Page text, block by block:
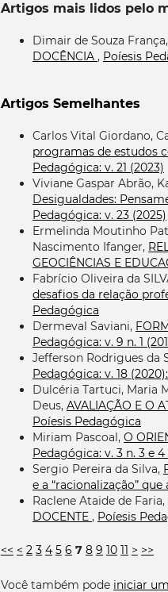
Artigos mais lidos pelo
Dimair de Souza França,
DOCÊNCIA , Poíesis
Artigos Semelhantes
Carlos Vital Giordano,
programas de estudos
Pedagógica: v. 21 (2023)
Viviane Gaspar Abrão,
Desigualdades:
Pedagógica: v. 23 (2025)
Ermelinda Moutinho
Nascimento Ifanger,
GEOCIÊNCIAS E
Fabrício Oliveira da
desafios da relação
Pedagógica
Dermeval Saviani,
Pedagógica: v. 9 n. 1
Jefferson Rodrigues da
Pedagógica: v. 18
Dulcéria Tartuci, Maria
Deus, AVALIAÇÃO E O
Poíesis Pedagógica
Miriam Pascoal, O
Pedagógica: v. 3 n. 3 e
Sergio Pereira da Silva,
e a “racionalização” que
Raclene Ataide de Faria,
DOCENTE , Poíesis
<< < 2 3 4 5 6 7 8 9 10 11 > >>
Você também pode iniciar